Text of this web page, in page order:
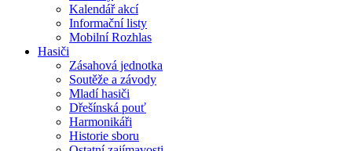
Kalendář akcí
Informační listy
Mobilní Rozhlas
Hasiči
Zásahová jednotka
Soutěže a závody
Mladí hasiči
Dřešínská pouť
Harmonikáři
Historie sboru